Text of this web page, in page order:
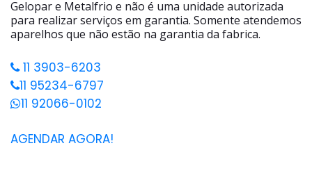
Gelopar e Metalfrio e não é uma unidade autorizada
para realizar serviços em garantia. Somente atendemos
aparelhos que não estão na garantia da fabrica.
11 3903-6203
11 95234-6797
11 92066-0102
AGENDAR AGORA!